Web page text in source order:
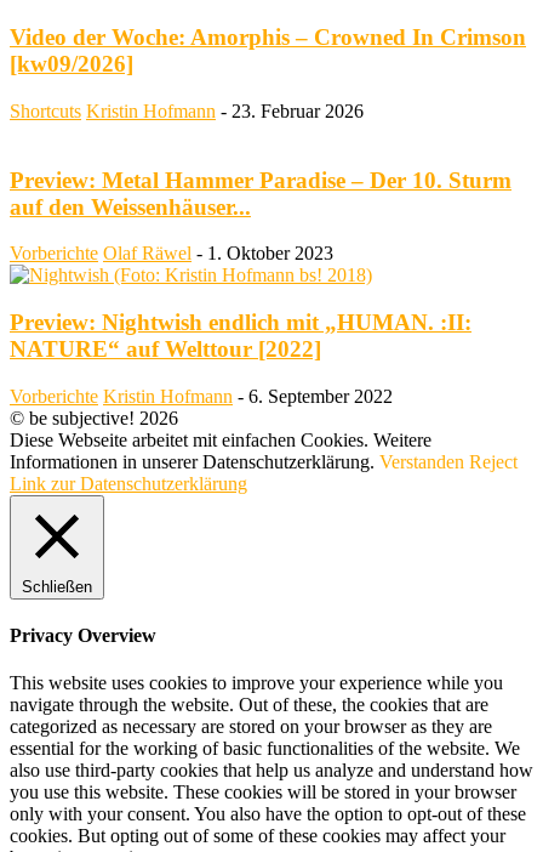
Video der Woche: Amorphis – Crowned In Crimson
[kw09/2026]
Shortcuts Kristin Hofmann - 23. Februar 2026
Preview: Metal Hammer Paradise – Der 10. Sturm
auf den Weissenhäuser...
Vorberichte Olaf Räwel - 1. Oktober 2023
Preview: Nightwish endlich mit „HUMAN. :II:
NATURE“ auf Welttour [2022]
Vorberichte Kristin Hofmann - 6. September 2022
© be subjective! 2026
Diese Webseite arbeitet mit einfachen Cookies. Weitere
Informationen in unserer Datenschutzerklärung. Verstanden Reject
Link zur Datenschutzerklärung
Schließen
Privacy Overview
This website uses cookies to improve your experience while you
navigate through the website. Out of these, the cookies that are
categorized as necessary are stored on your browser as they are
essential for the working of basic functionalities of the website. We
also use third-party cookies that help us analyze and understand how
you use this website. These cookies will be stored in your browser
only with your consent. You also have the option to opt-out of these
cookies. But opting out of some of these cookies may affect your